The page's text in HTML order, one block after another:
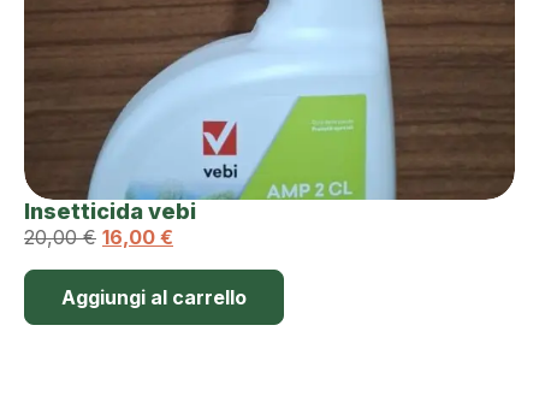
Insetticida vebi
20,00€ 16,00 €
Aggiungi al carrello